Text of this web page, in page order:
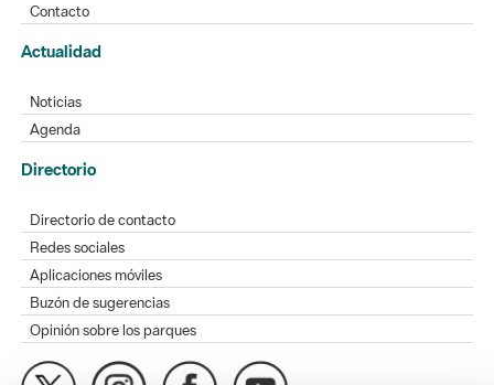
Contacto
Actualidad
Noticias
Agenda
Directorio
Directorio de contacto
Redes sociales
Aplicaciones móviles
Buzón de sugerencias
Opinión sobre los parques